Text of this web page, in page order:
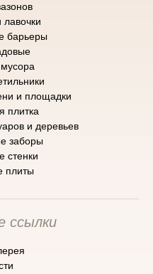
барьеры
и площадки
плитка
и деревьев
заборы
стенки
плиты
ссылки